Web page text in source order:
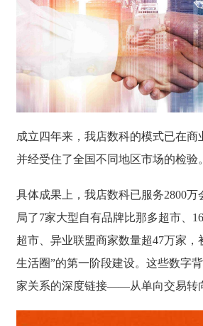
成立四年来，我店数科的模式已在商
并经受住了全国不同地区市场的检验。
具体成果上，我店数科已服务2800
局了7家大型自有品牌比那多超市、
超市、异业联盟商家数量超47万家，
生活圈”的第一阶段建设。这些数字
家关系的深度链接——从单向交易转